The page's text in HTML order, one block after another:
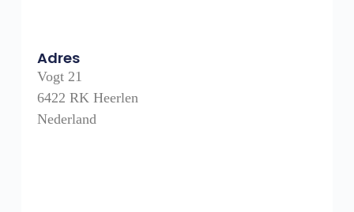
Adres
Vogt 21
6422 RK Heerlen
Nederland